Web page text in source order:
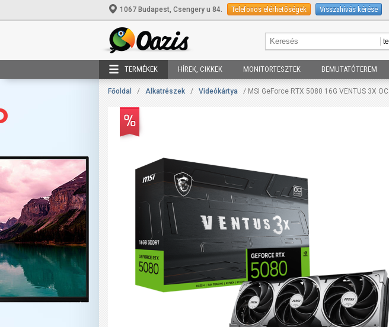
1067 Budapest, Csengery u 84. Telefonos elérhetőségek Visszahívás kérése
TERMÉKEK HÍREK, CIKKEK MONITORTESZTEK BEMUTATÓTEREM
Főoldal / Alkatrészek / Videókártya / MSI GeForce RTX 5080 16G VENTUS 3X OC